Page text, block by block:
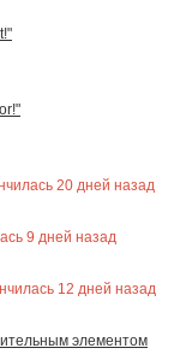
20 дней назад
9 дней назад
12 дней назад
элементом